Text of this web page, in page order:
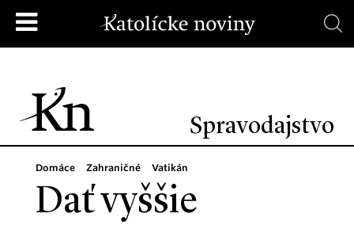
Spravodajstvo
Domáce Zahraničné Vatikán
Dať vyššie